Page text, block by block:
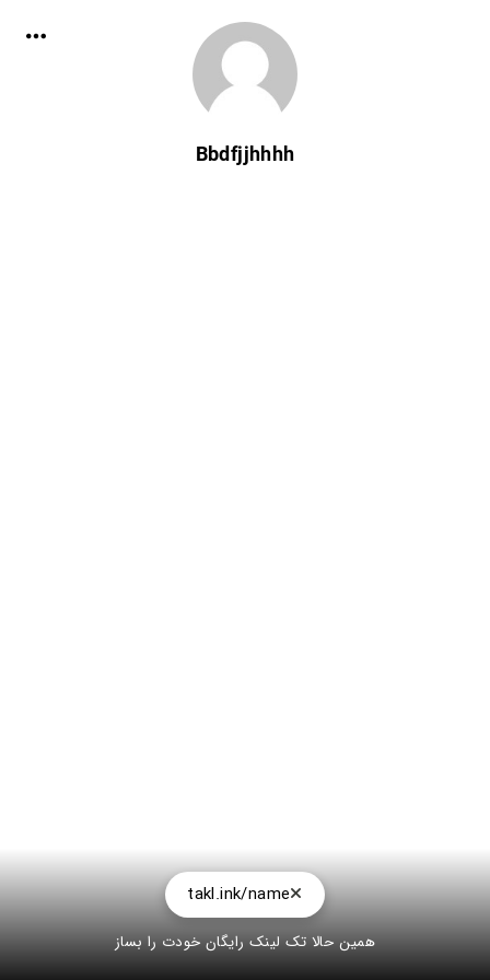
Bbdfjjhhhh
takl.ink/name
همین حالا تک لینک رایگان خودت را بساز